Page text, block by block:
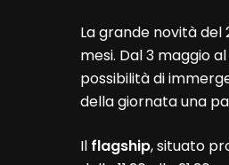
La grande novità
mesi. Dal 3 maggio
possibilità di
della giornata una
Il flagship, situato